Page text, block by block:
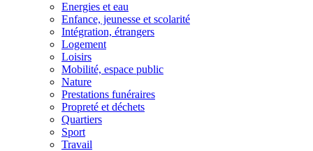
Energies et eau
Enfance, jeunesse et scolarité
Intégration, étrangers
Logement
Loisirs
Mobilité, espace public
Nature
Prestations funéraires
Propreté et déchets
Quartiers
Sport
Travail